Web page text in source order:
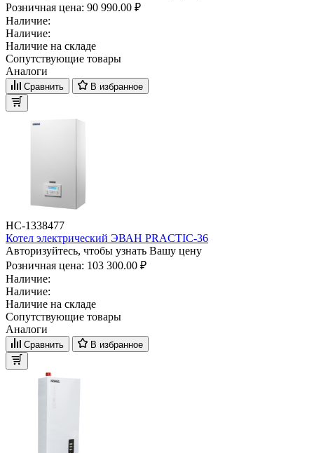
Розничная цена: 90 990.00 ₽
Наличие:
Наличие:
Наличие на складе
Сопутствующие товары
Аналоги
Сравнить В избранное
НС-1338477
Котел электрический ЭВАН PRACTIC-36
Авторизуйтесь, чтобы узнать Вашу цену
Розничная цена: 103 300.00 ₽
Наличие:
Наличие:
Наличие на складе
Сопутствующие товары
Аналоги
Сравнить В избранное